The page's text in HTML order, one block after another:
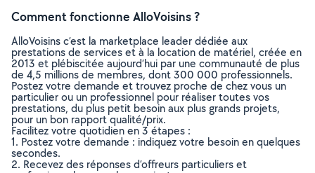
Comment fonctionne AlloVoisins ?
AlloVoisins c’est la marketplace leader dédiée aux
prestations de services et à la location de matériel, créée en
2013 et plébiscitée aujourd’hui par une communauté de plus
de 4,5 millions de membres, dont 300 000 professionnels.
Postez votre demande et trouvez proche de chez vous un
particulier ou un professionnel pour réaliser toutes vos
prestations, du plus petit besoin aux plus grands projets,
pour un bon rapport qualité/prix.
Facilitez votre quotidien en 3 étapes :
1. Postez votre demande : indiquez votre besoin en quelques
secondes.
2. Recevez des réponses d’offreurs particuliers et